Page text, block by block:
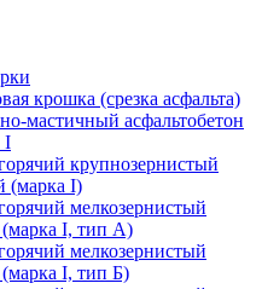
крошка (срезка асфальта)
мастичный асфальтобетон
I
крупнозернистый
(марка I)
мелкозернистый
I, тип А)
мелкозернистый
I, тип Б)